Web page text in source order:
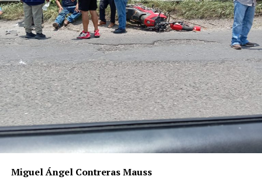
Miguel Ángel Contreras Mauss